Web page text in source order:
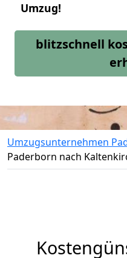
Umzug!
blitzschnell
Umzugsunternehmen
Paderborn nach